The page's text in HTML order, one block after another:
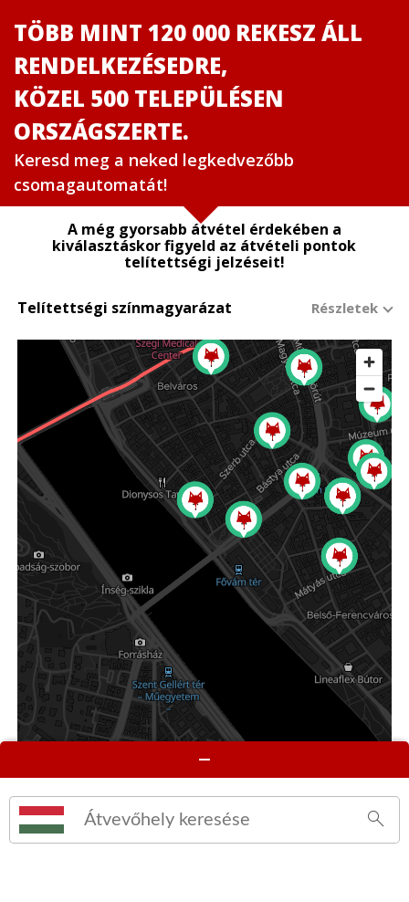
TÖBB MINT 120 000 REKESZ ÁLL
RENDELKEZÉSEDRE,
KÖZEL 500 TELEPÜLÉSEN
ORSZÁGSZERTE.
Keresd meg a neked legkedvezőbb
csomagautomatát!